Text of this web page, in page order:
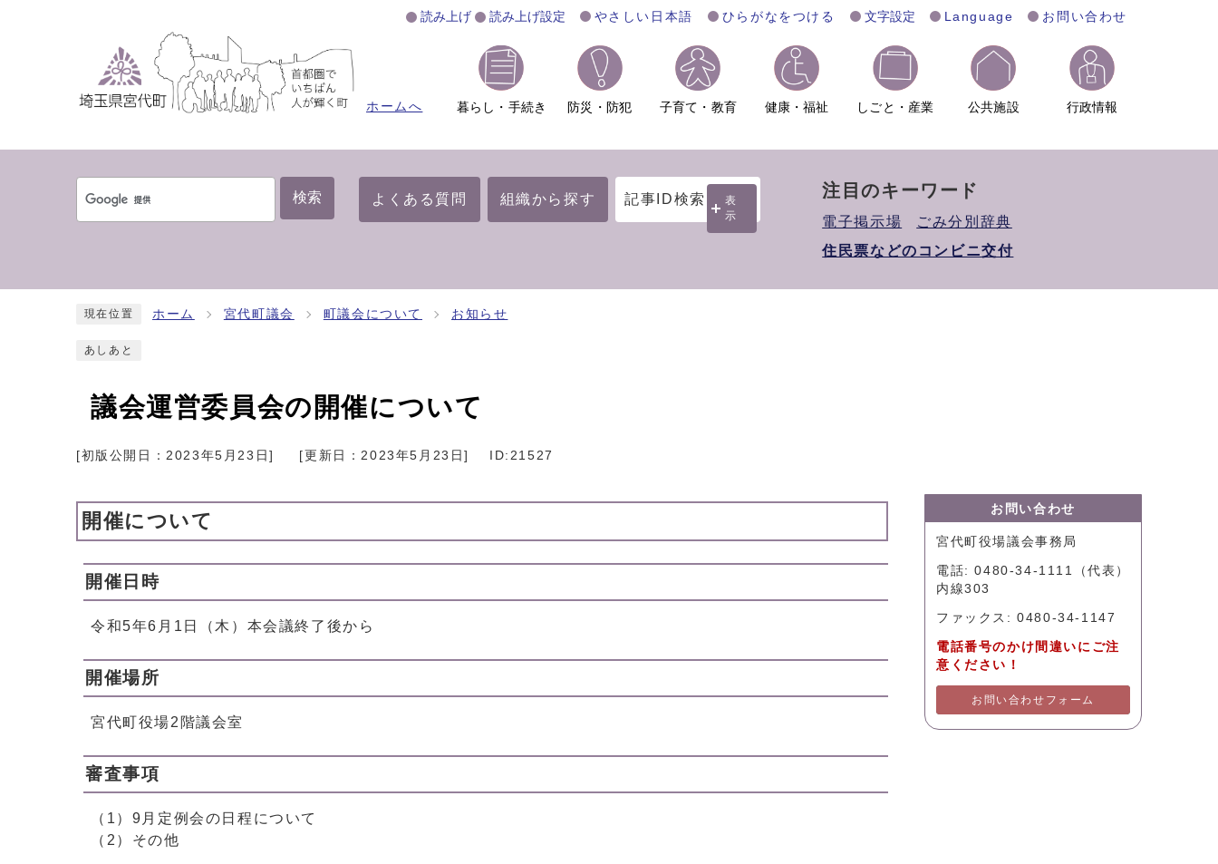
読み上げ 読み上げ設定 やさしい日本語 ひらがなをつける 文字設定 Language お問い合わせ
ホームへ 暮らし・手続き 防災・防犯 子育て・教育 健康・福祉 しごと・産業 公共施設 行政情報
検索 よくある質問 組織から探す 記事ID検索
表
示
注目のキーワード
電子掲示場
ごみ分別辞典
住民票などのコンビニ交付
現在位置 ホーム 宮代町議会 町議会について お知らせ
あしあと
議会運営委員会の開催について
[初版公開日：2023年5月23日] [更新日：2023年5月23日] ID:21527
開催について
開催日時
令和5年6月1日（木）本会議終了後から
開催場所
宮代町役場2階議会室
審査事項
（1）9月定例会の日程について
（2）その他
お問い合わせ
宮代町役場議会事務局
電話: 0480-34-1111（代表）
内線303
ファックス: 0480-34-1147
電話番号のかけ間違いにご注
意ください！
お問い合わせフォーム